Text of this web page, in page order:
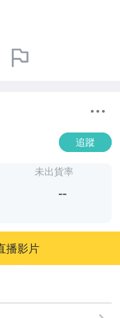
追蹤
未出貨率
--
播影片